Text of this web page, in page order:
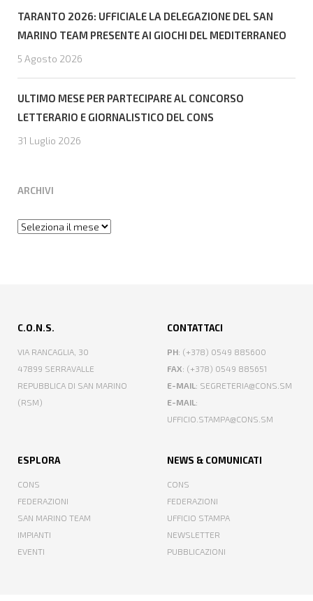
TARANTO 2026: UFFICIALE LA DELEGAZIONE DEL SAN
MARINO TEAM PRESENTE AI GIOCHI DEL MEDITERRANEO
5 Agosto 2026
ULTIMO MESE PER PARTECIPARE AL CONCORSO
LETTERARIO E GIORNALISTICO DEL CONS
31 Luglio 2026
ARCHIVI
Archivi
C.O.N.S.
VIA RANCAGLIA, 30
47899 SERRAVALLE
REPUBBLICA DI SAN MARINO
(RSM)
CONTATTACI
PH: (+378) 0549 885600
FAX: (+378) 0549 885651
E-MAIL: SEGRETERIA@CONS.SM
E-MAIL:
UFFICIO.STAMPA@CONS.SM
ESPLORA
CONS
FEDERAZIONI
SAN MARINO TEAM
IMPIANTI
EVENTI
NEWS & COMUNICATI
CONS
FEDERAZIONI
UFFICIO STAMPA
NEWSLETTER
PUBBLICAZIONI